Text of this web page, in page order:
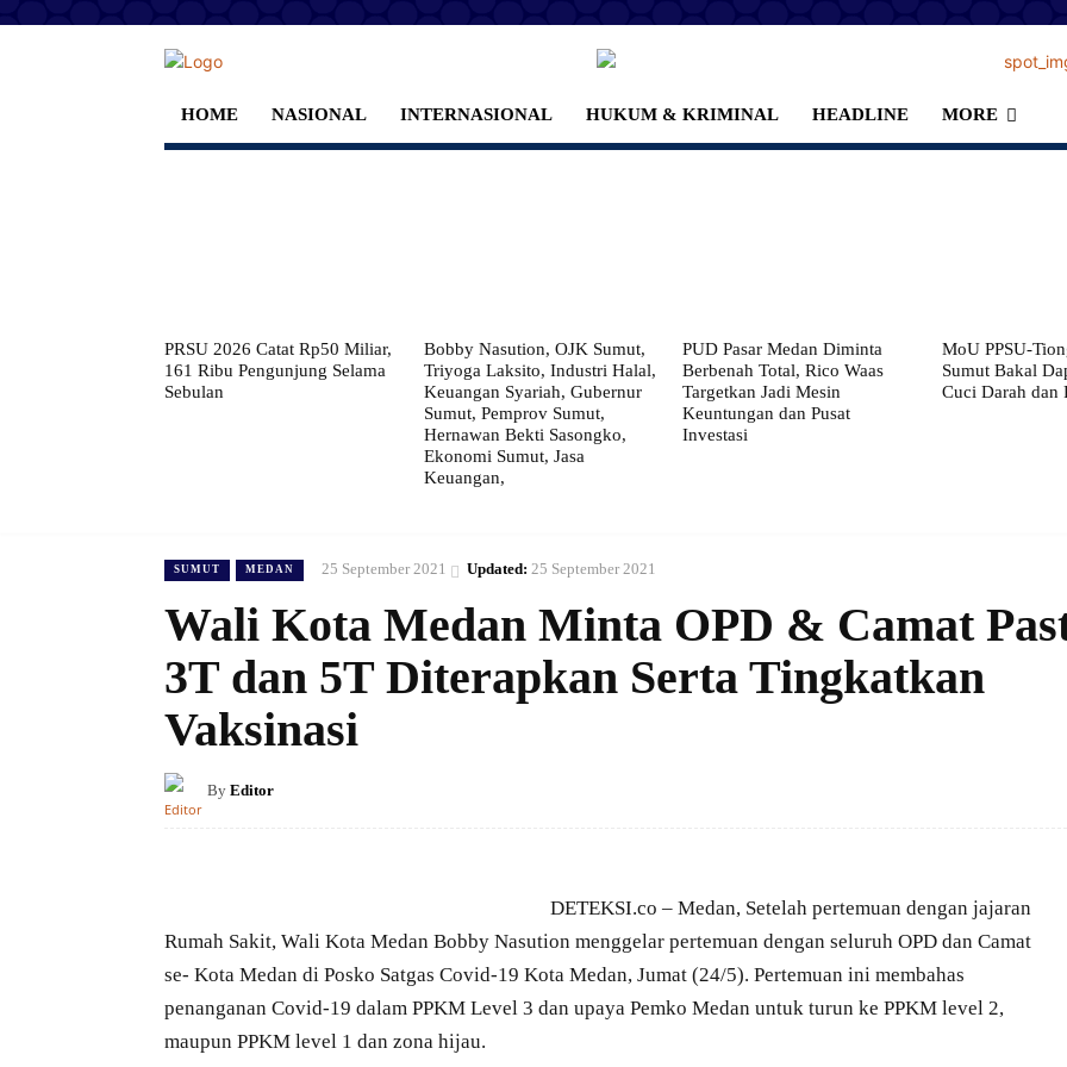
HOME NASIONAL INTERNASIONAL HUKUM & KRIMINAL HEADLINE MORE
PRSU 2026 Catat Rp50 Miliar,
161 Ribu Pengunjung Selama
Sebulan
Bobby Nasution, OJK Sumut,
Triyoga Laksito, Industri Halal,
Keuangan Syariah, Gubernur
Sumut, Pemprov Sumut,
Hernawan Bekti Sasongko,
Ekonomi Sumut, Jasa
Keuangan,
PUD Pasar Medan Diminta
Berbenah Total, Rico Waas
Targetkan Jadi Mesin
Keuntungan dan Pusat
Investasi
MoU PPSU-
Sumut Bakal
Cuci Darah dan
SUMUT MEDAN 25 September 2021 Updated: 25 September 2021
Wali Kota Medan Minta OPD & Camat
3T dan 5T Diterapkan Serta Tingkatkan
Vaksinasi
By Editor
DETEKSI.co – Medan, Setelah pertemuan dengan jajaran
Rumah Sakit, Wali Kota Medan Bobby Nasution menggelar pertemuan dengan seluruh OPD dan Camat
se- Kota Medan di Posko Satgas Covid-19 Kota Medan, Jumat (24/5). Pertemuan ini membahas
penanganan Covid-19 dalam PPKM Level 3 dan upaya Pemko Medan untuk turun ke PPKM level 2,
maupun PPKM level 1 dan zona hijau.